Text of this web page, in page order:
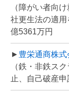
（障がい者向
社更生法の適
億5361万円
► 豊栄通商株
（鉄・非鉄ス
止、自己破産